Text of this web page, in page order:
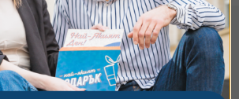
технологии, за да осигурим
да подобрим
ви, да анализираме използването
ви показваме персонализирано
реклами. Можете да приемете